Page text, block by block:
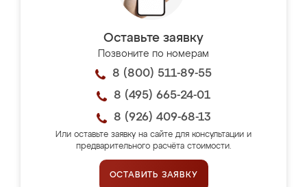
Оставьте заявку
Позвоните по номерам
8 (800) 511-89-55
8 (495) 665-24-01
8 (926) 409-68-13
Или оставьте заявку на сайте для консультации и
предварительного расчёта стоимости.
ОСТАВИТЬ ЗАЯВКУ